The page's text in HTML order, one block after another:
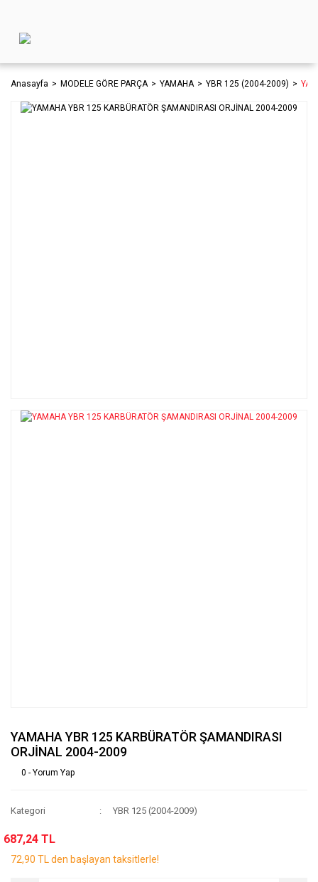
Anasayfa MODELE GÖRE PARÇA YAMAHA YBR 125 (2004-2009)
YAMAHA YBR 125 KARBÜRATÖR ŞAMANDIRASI
ORJİNAL 2004-2009
0 - Yorum Yap
Kategori YBR 125 (2004-2009)
687,24 TL
72,90 TL den başlayan taksitlerle!